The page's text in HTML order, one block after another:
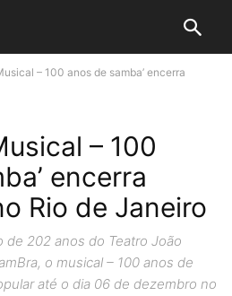
– 100 anos de samba’ encerra
– 100
encerra
Rio de Janeiro
de 202 anos do Teatro João
o musical – 100 anos de
até o dia 06 de dezembro no